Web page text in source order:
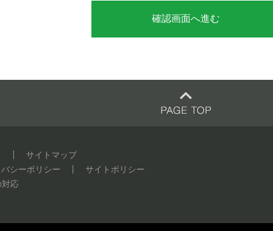
確認画面へ進む
サイトマップ
シーポリシー
サイトポリシー
対応